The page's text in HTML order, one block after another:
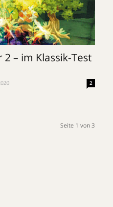
2 – im Klassik-Test
2
Seite 1 von 3